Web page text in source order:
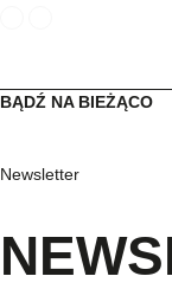
BĄDŹ NA BIEŻĄCO
Newsletter